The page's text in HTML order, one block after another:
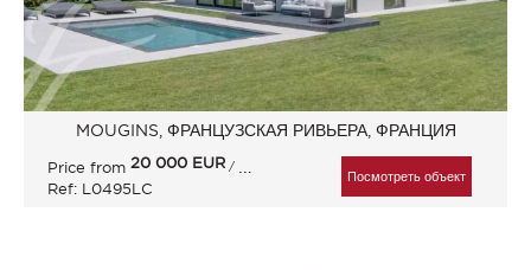
MOUGINS, ФРАНЦУЗСКАЯ РИВЬЕРА, ФРАНЦИЯ
Price from 20 000 EUR / Неделя
Ref: L0495LC
Посмотреть объект